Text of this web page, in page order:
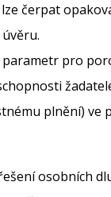
čerpat
pro
plnění) ve
osobních